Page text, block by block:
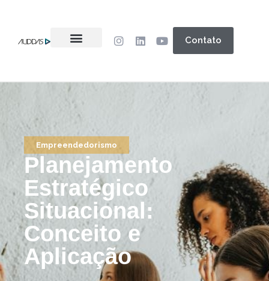
Contato
Empreendedorismo
Planejamento
Estratégico
Situacional:
Conceito e
Aplicação